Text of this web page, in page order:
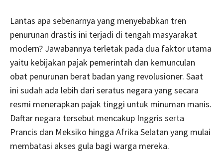
Lantas apa sebenarnya yang menyebabkan tren
penurunan drastis ini terjadi di tengah masyarakat
modern? Jawabannya terletak pada dua faktor utama
yaitu kebijakan pajak pemerintah dan kemunculan
obat penurunan berat badan yang revolusioner. Saat
ini sudah ada lebih dari seratus negara yang secara
resmi menerapkan pajak tinggi untuk minuman manis.
Daftar negara tersebut mencakup Inggris serta
Prancis dan Meksiko hingga Afrika Selatan yang mulai
membatasi akses gula bagi warga mereka.